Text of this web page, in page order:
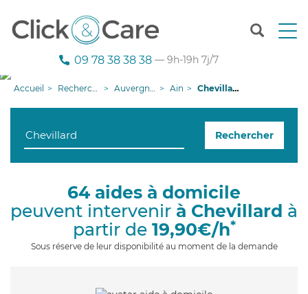
T
n
g
i
09 78 38 38 38 — 9h-19h 7j/7
Accueil Recherche aide à domicile Auvergne-Rhône-Alpes Ain Chevillard
Rechercher
64 aides à domicile
peuvent intervenir à Chevillard à
partir de 19,90€/h*
Sous réserve de leur disponibilité au moment de la demande